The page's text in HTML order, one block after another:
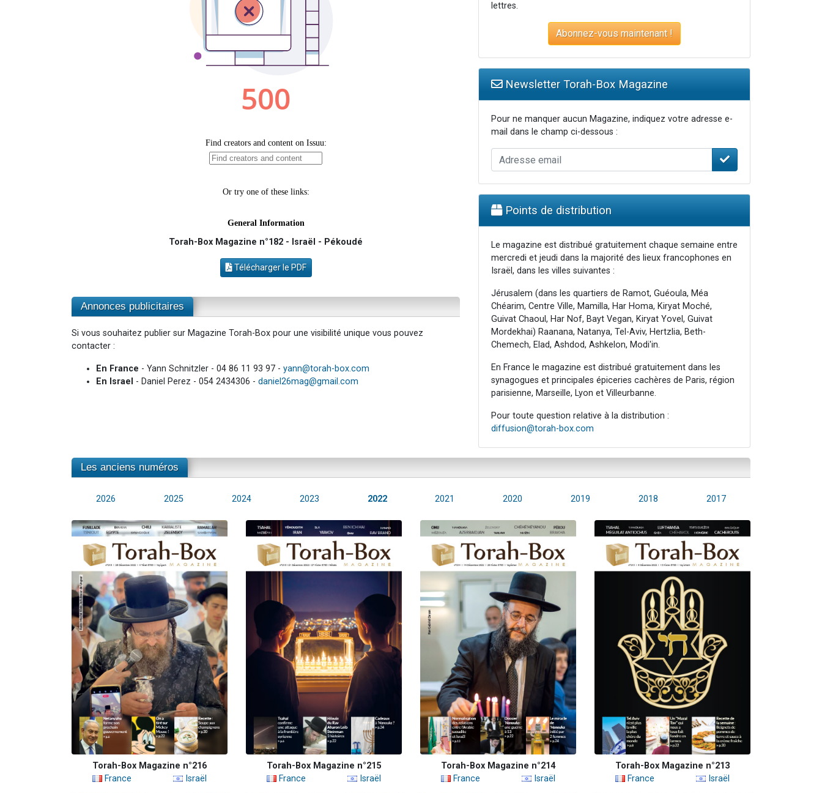
Torah-Box Magazine n°182 - Israël - Pékoudé
Télécharger le PDF
Annonces publicitaires
Si vous souhaitez publier sur Magazine Torah-Box pour une visibilité unique vous pouvez
contacter :
En France - Yann Schnitzler - 04 86 11 93 97 - yann@torah-box.com
En Israel - Daniel Perez - 054 2434306 - daniel26mag@gmail.com
lettres.
Abonnez-vous maintenant !
Newsletter Torah-Box Magazine
Pour ne manquer aucun Magazine, indiquez votre adresse e-
mail dans le champ ci-dessous :
Points de distribution
Le magazine est distribué gratuitement chaque semaine entre
mercredi et jeudi dans la majorité des lieux francophones en
Israël, dans les villes suivantes :
Jérusalem (dans les quartiers de Ramot, Guéoula, Méa
Chéarim, Centre Ville, Mamilla, Har Homa, Kiryat Moché,
Guivat Chaoul, Har Nof, Bayt Vegan, Kiryat Yovel, Guivat
Mordekhai) Raanana, Natanya, Tel-Aviv, Hertzlia, Beth-
Chemech, Elad, Ashdod, Ashkelon, Modi'in.
En France le magazine est distribué gratuitement dans les
synagogues et principales épiceries cachères de Paris, région
parisienne, Marseille, Lyon et Villeurbanne.
Pour toute question relative à la distribution :
diffusion@torah-box.com
Les anciens numéros
2026 2025 2024 2023 2022 2021 2020 2019 2018 2017
Torah-Box Magazine n°216
France
Israël
Torah-Box Magazine n°215
France
Israël
Torah-Box Magazine n°214
France
Israël
Torah-Box Magazine n°213
France
Israël